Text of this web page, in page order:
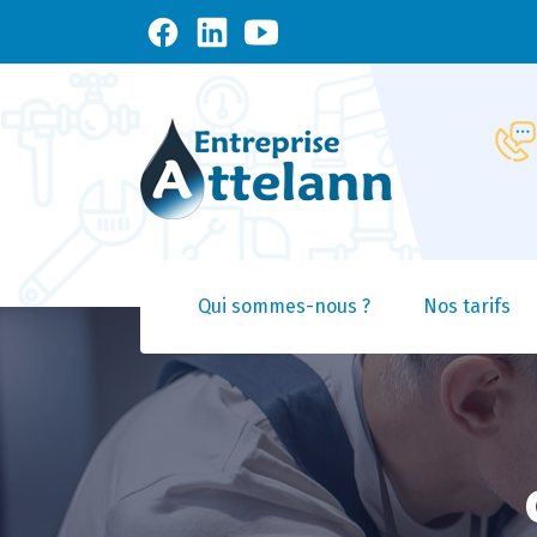
Qui sommes-nous ? Nos tarifs